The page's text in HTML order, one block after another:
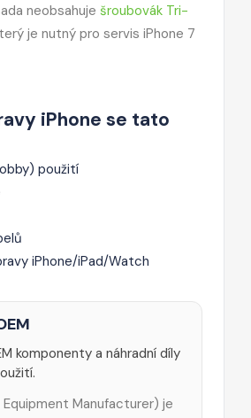
neobsahuje šroubovák Tri-
je nutný pro servis iPhone 7
iPhone se tato
použití
iPhone/iPad/Watch
komponenty a náhradní díly
Equipment Manufacturer) je